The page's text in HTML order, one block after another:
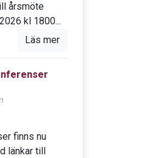
årsmöte
kl 1800...
Läs mer
finns nu
länkar till